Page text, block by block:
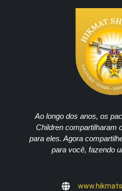
Ao longo dos anos, os
Children compartilharam
para eles. Agora
para você, fazendo